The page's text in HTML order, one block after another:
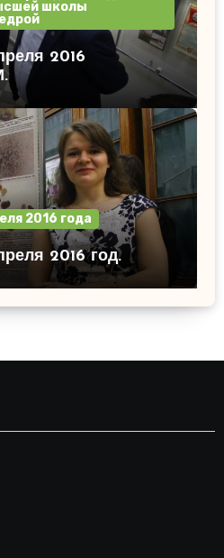
школы
2016
2016 года
2016 год.